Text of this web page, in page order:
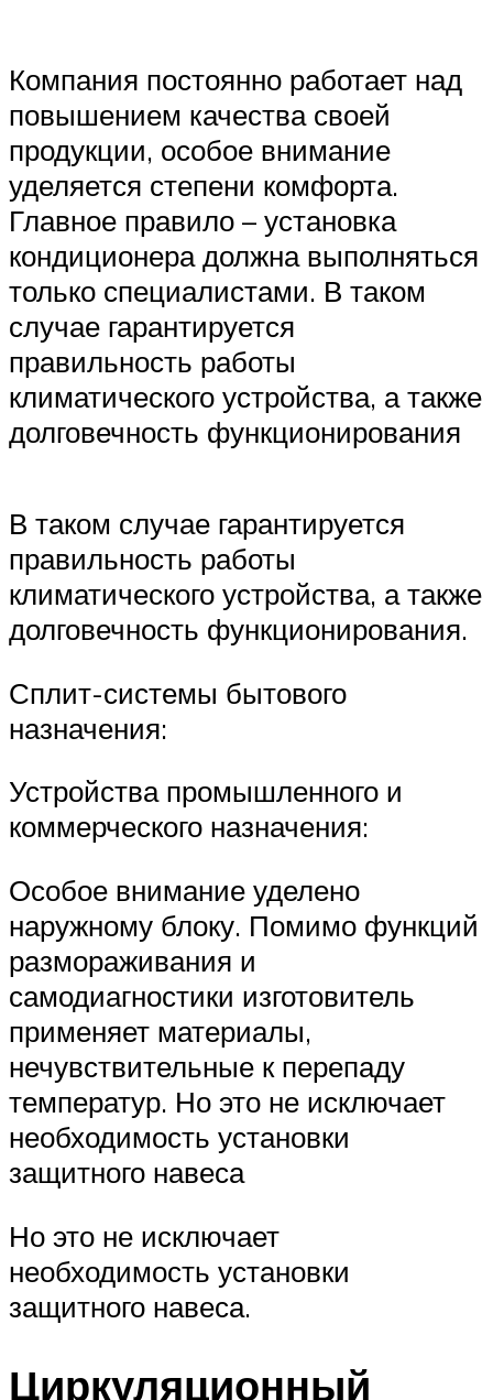
Компания постоянно работает над
повышением качества своей
продукции, особое внимание
уделяется степени комфорта.
Главное правило – установка
кондиционера должна выполняться
только специалистами. В таком
случае гарантируется
правильность работы
климатического устройства, а также
долговечность функционирования
В таком случае гарантируется
правильность работы
климатического устройства, а также
долговечность функционирования.
Сплит-системы бытового
назначения:
Устройства промышленного и
коммерческого назначения:
Особое внимание уделено
наружному блоку. Помимо функций
размораживания и
самодиагностики изготовитель
применяет материалы,
нечувствительные к перепаду
температур. Но это не исключает
необходимость установки
защитного навеса
Но это не исключает
необходимость установки
защитного навеса.
Циркуляционный